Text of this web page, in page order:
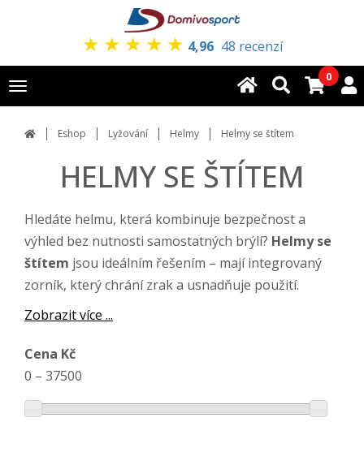
★ ★ ★ ★ ★ 4,96 48 recenzí
Toggle
navigation
0
Eshop Lyžování Helmy Helmy se štítem
HELMY SE ŠTÍTEM
Hledáte helmu, která kombinuje bezpečnost a
výhled bez nutnosti samostatných brýlí? Helmy se
štítem jsou ideálním řešením – mají integrovaný
zorník, který chrání zrak a usnadňuje použití.
Zobrazit více ...
Cena Kč
0 – 37500